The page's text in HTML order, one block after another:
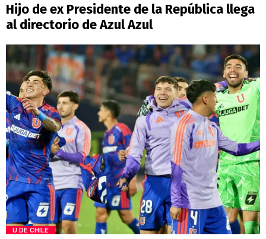
Hijo de ex Presidente de la República llega
al directorio de Azul Azul
U DE CHILE